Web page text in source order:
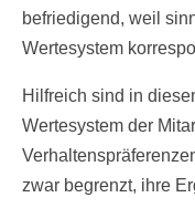
befriedigend, weil
Wertesystem
Hilfreich sind in
Wertesystem der
zwar begrenzt, ihre